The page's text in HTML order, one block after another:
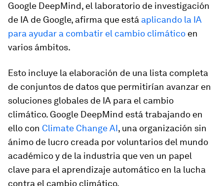
Google DeepMind, el laboratorio de investigación
de IA de Google, afirma que está aplicando la IA
para ayudar a combatir el cambio climático en
varios ámbitos.
Esto incluye la elaboración de una lista completa
de conjuntos de datos que permitirían avanzar en
soluciones globales de IA para el cambio
climático. Google DeepMind está trabajando en
ello con Climate Change AI, una organización sin
ánimo de lucro creada por voluntarios del mundo
académico y de la industria que ven un papel
clave para el aprendizaje automático en la lucha
contra el cambio climático.